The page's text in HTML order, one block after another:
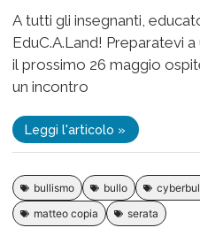
A tutti gli insegnanti,
EduC.A.Land! Preparatevi
il prossimo 26 maggio
un incontro
Leggi l'articolo »
bullismo bullo
matteo copia
serata